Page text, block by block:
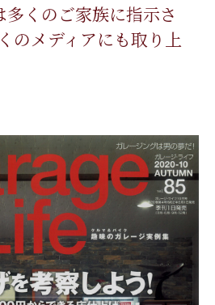
くのご家族に指示さ
のメディアにも取り上